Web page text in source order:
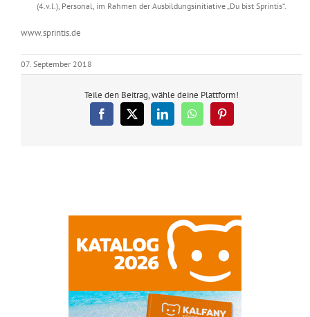
(4.v.l.), Personal, im Rahmen der Ausbildungsinitiative „Du bist Sprintis“.
www.sprintis.de
07. September 2018
Teile den Beitrag, wähle deine Plattform!
Facebook
X LinkedInWhatsAppPinterest